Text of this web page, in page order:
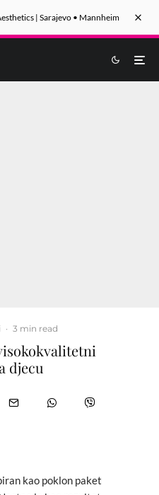
| Sarajevo • Mannheim
· 3 min read
djecu
kao poklon paket